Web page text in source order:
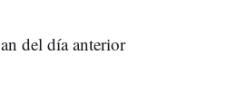
del día anterior